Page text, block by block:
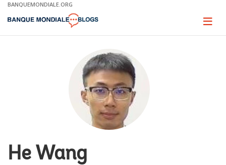
Skip
Main
BANQUEMONDIALE.ORG
Page
He Wang